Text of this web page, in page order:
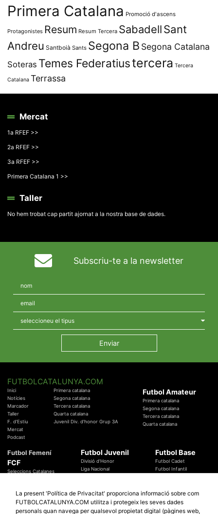
Primera Catalana Promoció d'ascens
Protagonistes Resum Resum Tercera SabadellSant
Andreu Santboià Sants Segona B Segona Catalana
Soteras Temes Federatiustercera Tercera
Catalana Terrassa
Mercat
1a RFEF >>
2a RFEF >>
3a RFEF >>
Primera Catalana 1 >>
Taller
No hem trobat cap partit ajornat a la nostra base de dades.
Subscriu-te a la newsletter
FUTBOLCATALUNYA.COM
Inici
Notícies
Marcador
Taller
F. d'Estiu
Mercat
Podcast
Primera catalana
Segona catalana
Tercera catalana
Quarta catalana
Juvenil Div. d'honor Grup 3A
Futbol Amateur
Primera catalana
Segona catalana
Tercera catalana
Quarta catalana
Futbol Femení
FCF
Seleccions Catalanes
Temes Federatius
Futbol Juvenil
Divisió d'Honor
Liga Nacional
Futbol Base
Futbol Cadet
Futbol Infantil
Futbol Catalunya Especials
La present 'Política de Privacitat' proporciona informació sobre com
FUTBOLCATALUNYA.COM utilitza i protegeix les seves dades
personals quan navega per qualsevol propietat digital (pàgines web,